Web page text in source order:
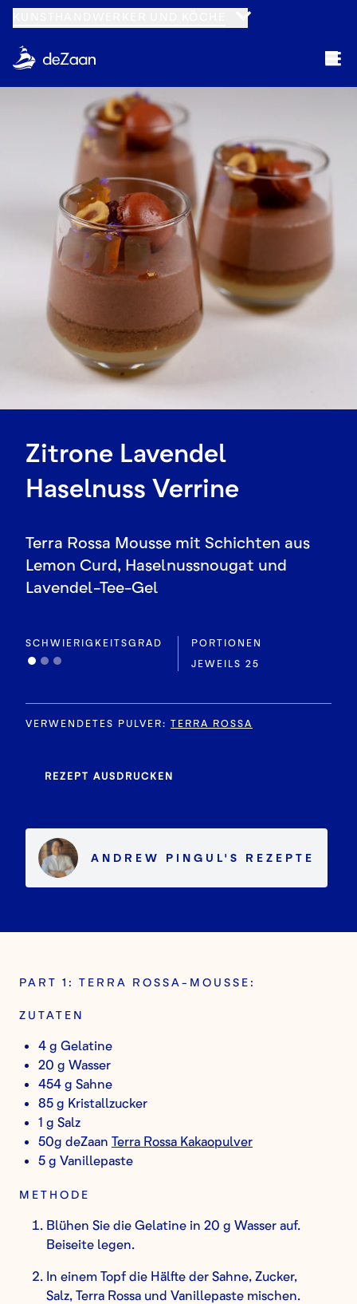
Zitrone Lavendel
Haselnuss Verrine
Terra Rossa Mousse mit Schichten aus
Lemon Curd, Haselnussnougat und
Lavendel-Tee-Gel
SCHWIERIGKEITSGRAD
PORTIONEN
JEWEILS 25
VERWENDETES PULVER: TERRA ROSSA
REZEPT AUSDRUCKEN
ANDREW PINGUL'S REZEPTE
PART 1: TERRA ROSSA-MOUSSE:
ZUTATEN
4 g Gelatine
20 g Wasser
454 g Sahne
85 g Kristallzucker
1 g Salz
50g deZaan Terra Rossa Kakaopulver
5 g Vanillepaste
METHODE
Blühen Sie die Gelatine in 20 g Wasser auf.
Beiseite legen.
In einem Topf die Hälfte der Sahne, Zucker,
Salz, Terra Rossa und Vanillepaste mischen.